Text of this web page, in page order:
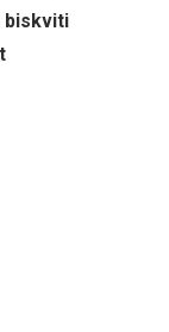
biskviti